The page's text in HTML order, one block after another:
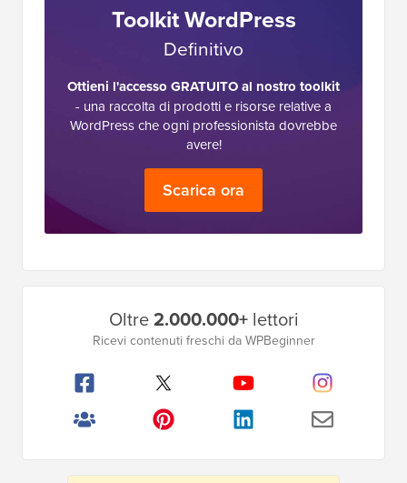
Toolkit WordPress
Definitivo
Ottieni l'accesso GRATUITO al nostro toolkit
- una raccolta di prodotti e risorse relative a
WordPress che ogni professionista dovrebbe
avere!
Scarica ora
Oltre2.000.000+lettori
Ricevi contenuti freschi da WPBeginner